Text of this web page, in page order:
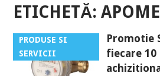
ETICHETĂ:
PRODUSE SI
SERVICII
Promotie
fiecare